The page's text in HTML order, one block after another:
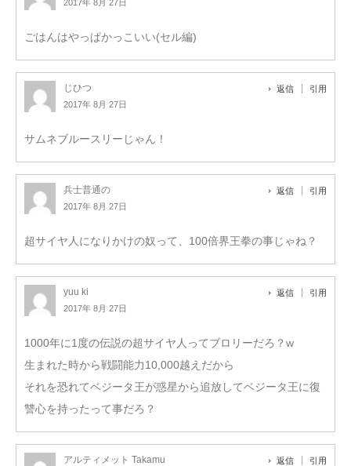
2017年 8月 27日
ごはんはやっぱかっこいい(セル編)
じひつ
2017年 8月 27日
返信 引用
サムネブルースリーじゃん！
兵士普通の
2017年 8月 27日
返信 引用
超サイヤ人になりかけの奴って、100倍界王拳の事じゃね？
yuu ki
2017年 8月 27日
返信 引用
1000年に1度の伝説の超サイヤ人ってブロリーだろ？w
生まれた時から戦闘能力10,000越えだから
それを恐れてベジータ王が惑星から追放してベジータ王に復
讐心を持ったって事だろ？
アルティメット Takamu 返信 引用